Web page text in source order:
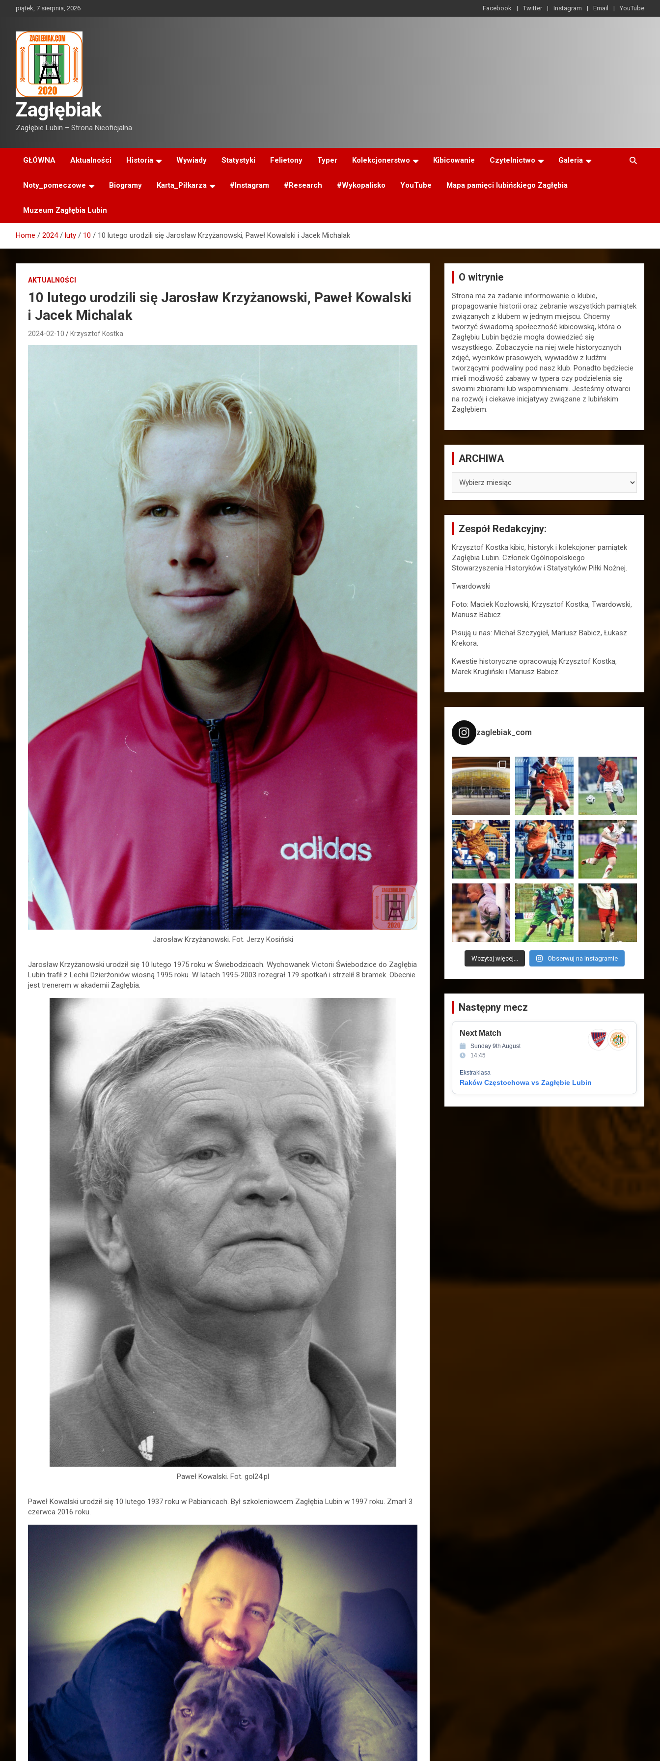
piątek, 7 sierpnia, 2026 Facebook Twitter Instagram Email YouTube
Zagłębiak
Zagłębie Lubin – Strona Nieoficjalna
GŁÓWNA Aktualności Historia Wywiady Statystyki Felietony Typer Kolekcjonerstwo Kibicowanie Czytelnictwo Galeria
Noty_pomeczowe Biogramy Karta_Piłkarza #Instagram #Research #Wykopalisko YouTube Mapa pamięci lubińskiego Zagłębia
Muzeum Zagłębia Lubin
Home 2024 luty 10 10 lutego urodzili się Jarosław Krzyżanowski, Paweł Kowalski i Jacek Michalak
AKTUALNOŚCI
10 lutego urodzili się Jarosław Krzyżanowski, Paweł Kowalski
i Jacek Michalak
2024-02-10 Krzysztof Kostka
Jarosław Krzyżanowski. Fot. Jerzy Kosiński
Jarosław Krzyżanowski urodził się 10 lutego 1975 roku w Świebodzicach. Wychowanek Victorii Świebodzice do Zagłębia
Lubin trafił z Lechii Dzierżoniów wiosną 1995 roku. W latach 1995-2003 rozegrał 179 spotkań i strzelił 8 bramek. Obecnie
jest trenerem w akademii Zagłębia.
Paweł Kowalski. Fot. gol24.pl
Paweł Kowalski urodził się 10 lutego 1937 roku w Pabianicach. Był szkoleniowcem Zagłębia Lubin w 1997 roku. Zmarł 3
czerwca 2016 roku.
O witrynie
Strona ma za zadanie informowanie o klubie,
propagowanie historii oraz zebranie wszystkich pamiątek
związanych z klubem w jednym miejscu. Chcemy
tworzyć świadomą społeczność kibicowską, która o
Zagłębiu Lubin będzie mogła dowiedzieć się
wszystkiego. Zobaczycie na niej wiele historycznych
zdjęć, wycinków prasowych, wywiadów z ludźmi
tworzącymi podwaliny pod nasz klub. Ponadto będziecie
mieli możliwość zabawy w typera czy podzielenia się
swoimi zbiorami lub wspomnieniami. Jesteśmy otwarci
na rozwój i ciekawe inicjatywy związane z lubińskim
Zagłębiem.
ARCHIWA
Zespół Redakcyjny:
Krzysztof Kostka kibic, historyk i kolekcjoner pamiątek
Zagłębia Lubin. Członek Ogólnopolskiego
Stowarzyszenia Historyków i Statystyków Piłki Nożnej.
Twardowski
Foto: Maciek Kozłowski, Krzysztof Kostka, Twardowski,
Mariusz Babicz
Pisują u nas: Michał Szczygieł, Mariusz Babicz, Łukasz
Krekora.
Kwestie historyczne opracowują Krzysztof Kostka,
Marek Krugliński i Mariusz Babicz.
zaglebiak_com
Wczytaj więcej... Obserwuj na Instagramie
Następny mecz
Next Match
Sunday 9th August
14:45
Ekstraklasa
Raków Częstochowa vs Zagłębie Lubin